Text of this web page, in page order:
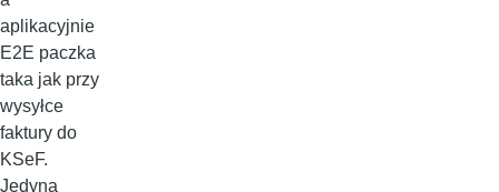
aplikacyjnie
E2E paczka
taka jak przy
wysyłce
faktury do
KSeF.
Jedyną